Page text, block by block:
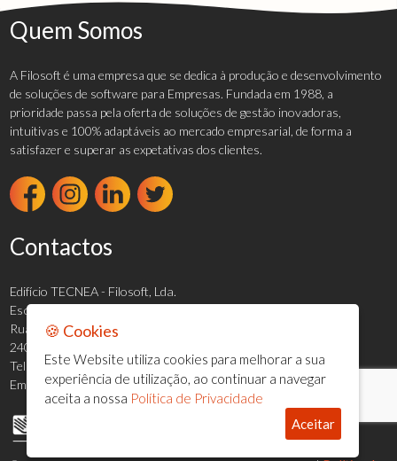
Quem Somos
A Filosoft é uma empresa que se dedica à produção e desenvolvimento
de soluções de software para Empresas. Fundada em 1988, a
prioridade passa pela oferta de soluções de gestão inovadoras,
intuitivas e 100% adaptáveis ao mercado empresarial, de forma a
satisfazer e superar as expetativas dos clientes.
Contactos
Edifício TECNEA - Filosoft, Lda.
Escritório 2.03
Rua Marco da Légua, N.º700
2400-016 LEIRIA
Telefone:244 820 820 (Chamada para a rede fixa nacional)
Email: geral@filosoft.pt
🍪 Cookies
Este Website utiliza cookies para melhorar a sua
experiência de utilização, ao continuar a navegar
aceita a nossa Política de Privacidade
Aceitar